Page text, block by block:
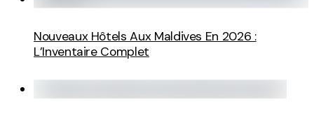
Nouveaux Hôtels Aux Maldives En 2026 :
L’Inventaire Complet